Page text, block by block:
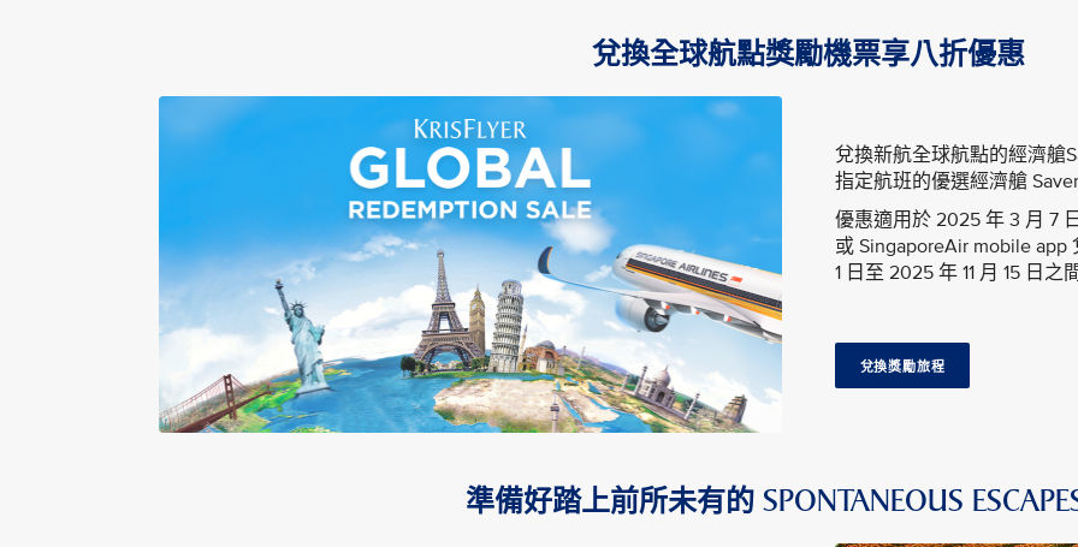
兌換全球航點獎勵機票享八折優惠
兌換新航全球航點的經濟艙
指定航班的優選經濟艙
優惠適用於 2025 年 3 月 7
或 SingaporeAir mobile
1 日至 2025 年 11 月 15 日之
兌換獎勵旅程
準備好踏上前所未有的 SPONTANEOUS